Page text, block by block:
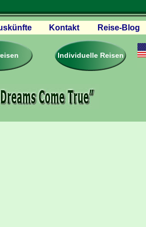
– Reviews
Firmen & Links
Kontakt Reise-Blog
Individuelle Reisen